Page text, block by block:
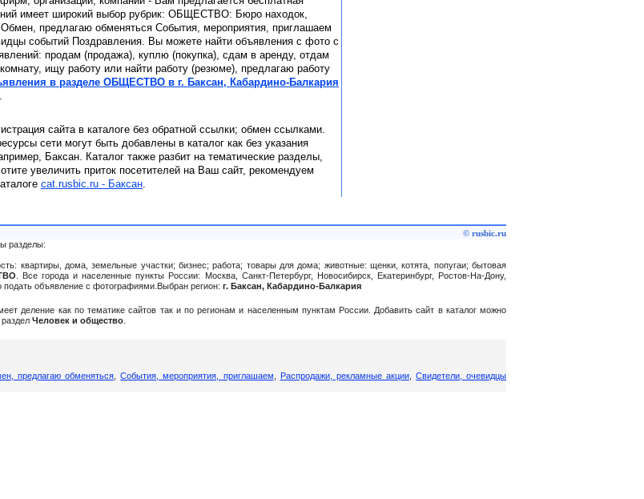
имеет широкий выбор рубрик: ОБЩЕСТВО: Бюро находок,
предлагаю обменяться События, мероприятия, приглашаем
событий Поздравления. Вы можете найти объявления с фото с
продам (продажа), куплю (покупка), сдам в аренду, отдам
ищу работу или найти работу (резюме), предлагаю работу
в разделе ОБЩЕСТВО в г. Баксан, Кабардино-Балкария
сайта в каталоге без обратной ссылки; обмен ссылками.
сети могут быть добавлены в каталог как без указания
Баксан. Каталог также разбит на тематические разделы,
увеличить приток посетителей на Ваш сайт, рекомендуем
cat.rusbic.ru - Баксан.
© rusbic.ru
разделы:
квартиры, дома, земельные участки; бизнес; работа; товары для дома; животные: щенки, котята, попугаи; бытовая
. Все города и населенные пункты России: Москва, Санкт-Петербург, Новосибирск, Екатеринбург, Ростов-На-Дону,
подать объявление c фотографиями.Выбран регион: г. Баксан, Кабардино-Балкария
деление как по тематике сайтов так и по регионам и населенным пунктам России. Добавить сайт в каталог можно
Человек и общество
предлагаю обменяться ,События, мероприятия, приглашаем Распродажи, рекламные акции,Свидетели, очевидцы